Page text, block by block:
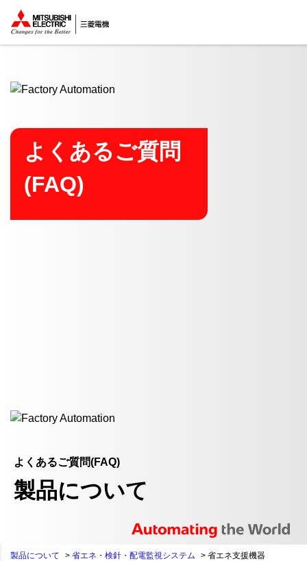
ここから本文
よくあるご質問
(FAQ)
よくあるご質問(FAQ)
製品について
製品について > 省エネ・検針・配電監視システム > 省エネ支援機器